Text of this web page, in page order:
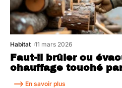
Faut-il brûler ou
chauffage touché
Habitat 11 mars 2026
En savoir plus